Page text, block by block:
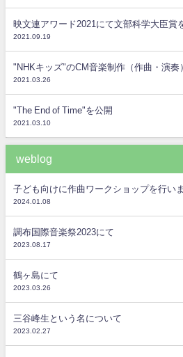
映文連アワード2021にて文部科学大臣賞
2021.09.19
"NHKキッズ"のCM音楽制作（作曲・演奏
2021.03.26
"The End of Time"を公開
2021.03.10
weblog
子ども向けに作曲ワークショップを行い
2024.01.08
調布国際音楽祭2023にて
2023.08.17
鶴ヶ島にて
2023.03.26
三谷峰生という名について
2023.02.27